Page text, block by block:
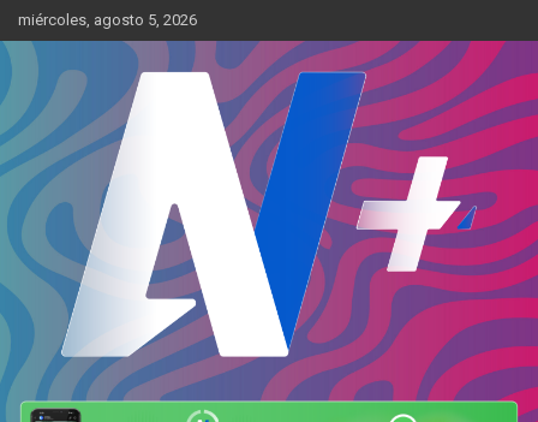
to
content
miércoles, agosto 5, 2026
AN Más
Más cerca de ti